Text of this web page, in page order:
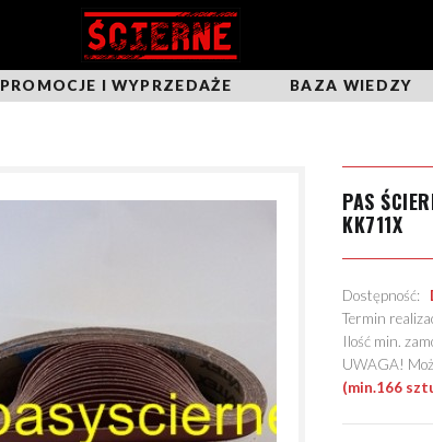
PROMOCJE I WYPRZEDAŻE BAZA WIEDZY
PAS
KK711X
Dostępność:
Termin
Ilość min.
UWAGA!
(min.166